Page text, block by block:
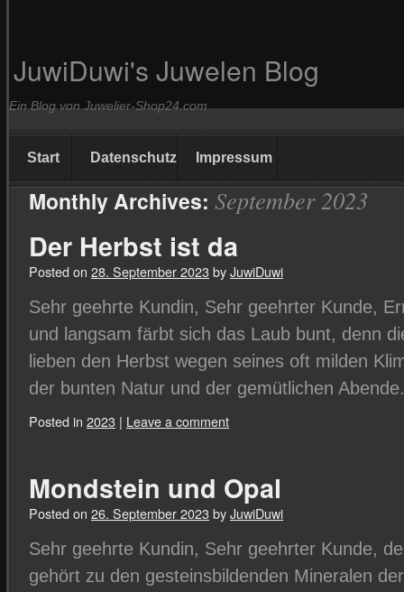
JuwiDuwi's Juwelen Blog
Ein Blog von Juwelier-Shop24.com
Start Datenschutz Impressum
Monthly Archives: September 2023
Der Herbst ist da
Posted on 28. September 2023byJuwiDuwi
Sehr geehrte Kundin, Sehr geehrter Kunde,
und langsam färbt sich das Laub bunt, denn
lieben den Herbst wegen seines oft milden
der bunten Natur und der gemütlichen
Posted in 2023 | Leave a comment
Mondstein und Opal
Posted on 26. September 2023byJuwiDuwi
Sehr geehrte Kundin, Sehr geehrter Kunde,
gehört zu den gesteinsbildenden Mineralen